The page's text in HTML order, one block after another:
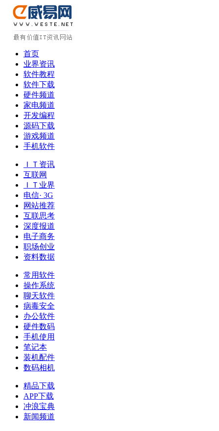
首页
业界资讯
软件教程
软件下载
硬件频道
家电频道
开发编程
源码下载
游戏频道
手机软件
ＩＴ资讯
互联网
ＩＴ业界
电信· 3G
网站推荐
互联思考
深度报道
电子商务
职场创业
资料数据
常用软件
操作系统
聊天软件
病毒安全
办公软件
硬件数码
手机使用
笔记本
装机配件
数码相机
精品下载
APP下载
冲浪宝典
新闻频道